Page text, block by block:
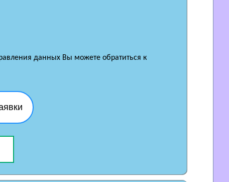
данных Вы можете обратиться к